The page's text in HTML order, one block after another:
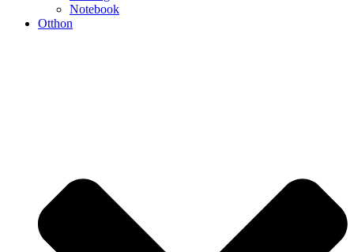
Notebook
Otthon